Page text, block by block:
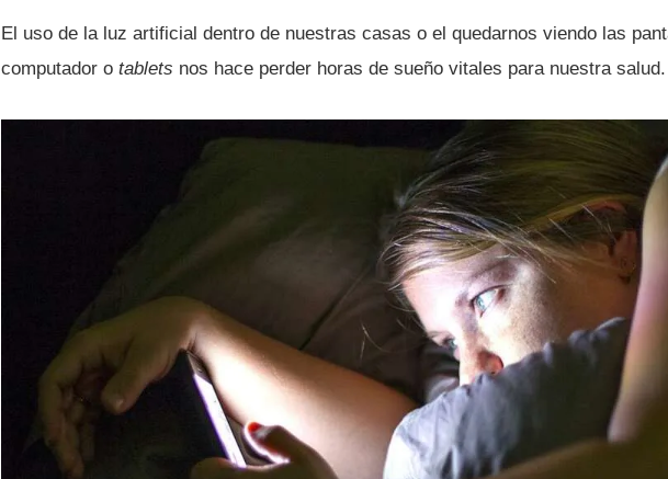
El uso de la luz artificial dentro de nuestras casas o el quedarnos viendo las
computador o tablets nos hace perder horas de sueño vitales para nuestra salud.